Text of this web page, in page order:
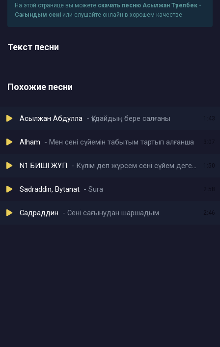
На этой странице вы можете скачать песню Асылжан Түзелбек -
Сағындым сені или слушайте онлайн в хорошем качестве
Текст песни
Похожие песни
Асылжан Абдулла Құдайдың бере салғаны 1:43
Alham Мен сені сүйемін табытым тартып алғанша
N1 БИШІ ЖҰП Күлім деп жүрсем сені сүйем деген сөз 1:50
Sadraddin, Bytanat Sura
Садраддин Сені сағынудан шаршадым 2:46